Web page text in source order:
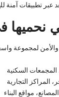
عبر تطبيقات آمنة
نحميها
والأمن لمجموعة
السكنية
المراكز التجارية
مواقع البناء